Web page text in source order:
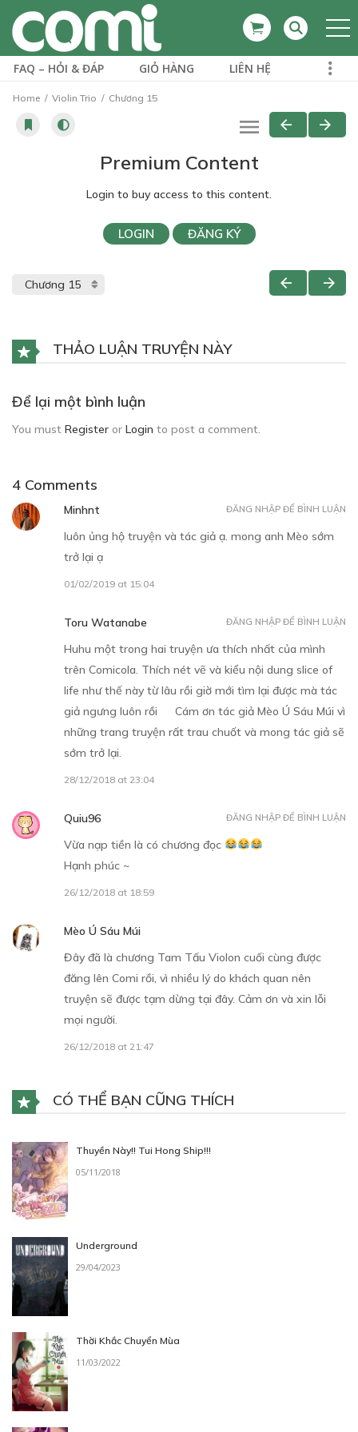
FAQ – HỎI & ĐÁP GIỎ HÀNG LIÊN HỆ
Home Violin Trio Chương 15
Premium Content
Login to buy access to this content.
LOGIN ĐĂNG KÝ
THẢO LUẬN TRUYỆN NÀY
Để lại một bình luận
You must Register or Login to post a comment.
4 Comments
Minhnt
luôn ủng hộ truyện và tác giả ạ. mong anh Mèo sớm
trở lại ạ
01/02/2019 at 15:04
ĐĂNG NHẬP ĐỂ BÌNH LUẬN
Toru Watanabe
Huhu một trong hai truyện ưa thích nhất của mình
trên Comicola. Thích nét vẽ và kiểu nội dung slice of
life như thế này từ lâu rồi giờ mới tìm lại được mà tác
giả ngưng luôn rồi Cám ơn tác giả Mèo Ú Sáu Múi vì
những trang truyện rất trau chuốt và mong tác giả sẽ
sớm trở lại.
28/12/2018 at 23:04
ĐĂNG NHẬP ĐỂ BÌNH LUẬN
Quiu96
Vừa nạp tiền là có chương đọc
Hạnh phúc ~
26/12/2018 at 18:59
ĐĂNG NHẬP ĐỂ BÌNH LUẬN
Mèo Ú Sáu Múi
Đây đã là chương Tam Tấu Violon cuối cùng được
đăng lên Comi rồi, vì nhiều lý do khách quan nên
truyện sẽ được tạm dừng tại đây. Cảm ơn và xin lỗi
mọi người.
26/12/2018 at 21:47
CÓ THỂ BẠN CŨNG THÍCH
Thuyền Này!! Tui Hong Ship!!!
05/11/2018
Underground
29/04/2023
Thời Khắc Chuyển Mùa
11/03/2022